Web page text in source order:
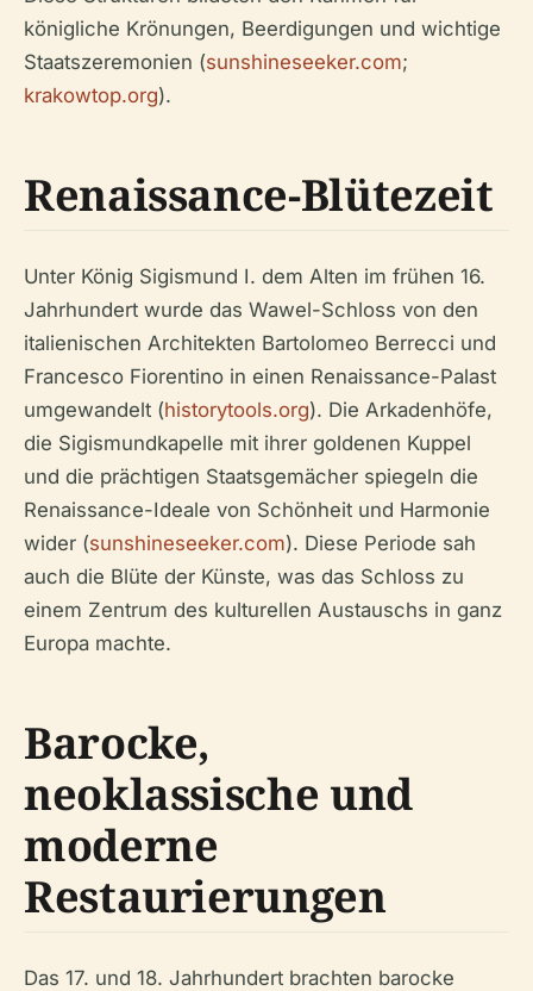
königliche Krönungen, Beerdigungen und wichtige
Staatszeremonien (sunshineseeker.com;
krakowtop.org).
Renaissance-Blütezeit
Unter König Sigismund I. dem Alten im frühen 16.
Jahrhundert wurde das Wawel-Schloss von den
italienischen Architekten Bartolomeo Berrecci und
Francesco Fiorentino in einen Renaissance-Palast
umgewandelt (historytools.org). Die Arkadenhöfe,
die Sigismundkapelle mit ihrer goldenen Kuppel
und die prächtigen Staatsgemächer spiegeln die
Renaissance-Ideale von Schönheit und Harmonie
wider (sunshineseeker.com). Diese Periode sah
auch die Blüte der Künste, was das Schloss zu
einem Zentrum des kulturellen Austauschs in ganz
Europa machte.
Barocke,
neoklassische und
moderne
Restaurierungen
Das 17. und 18. Jahrhundert brachten barocke